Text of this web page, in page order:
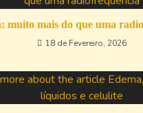
muito mais do que uma
18 de Fevereiro, 2026